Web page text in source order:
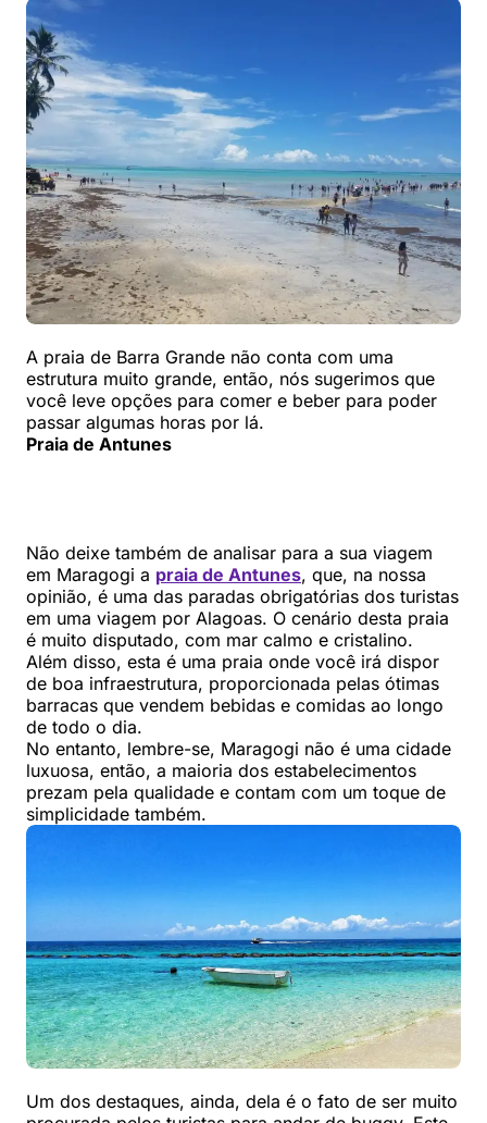
A praia de Barra Grande não conta com uma
estrutura muito grande, então, nós sugerimos que
você leve opções para comer e beber para poder
passar algumas horas por lá.
Praia de Antunes
Não deixe também de analisar para a sua viagem
em Maragogi a praia de Antunes, que, na nossa
opinião, é uma das paradas obrigatórias dos turistas
em uma viagem por Alagoas. O cenário desta praia
é muito disputado, com mar calmo e cristalino.
Além disso, esta é uma praia onde você irá dispor
de boa infraestrutura, proporcionada pelas ótimas
barracas que vendem bebidas e comidas ao longo
de todo o dia.
No entanto, lembre-se, Maragogi não é uma cidade
luxuosa, então, a maioria dos estabelecimentos
prezam pela qualidade e contam com um toque de
simplicidade também.
Um dos destaques, ainda, dela é o fato de ser muito